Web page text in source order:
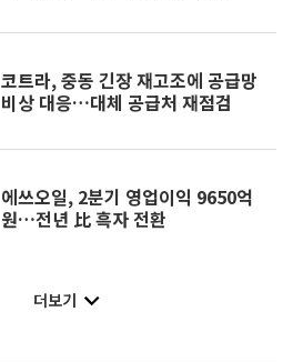
코트라, 중동 긴장 재고조에 공급망
비상 대응…대체 공급처 재점검
에쓰오일, 2분기 영업이익 9650억
원…전년 比 흑자 전환
더보기